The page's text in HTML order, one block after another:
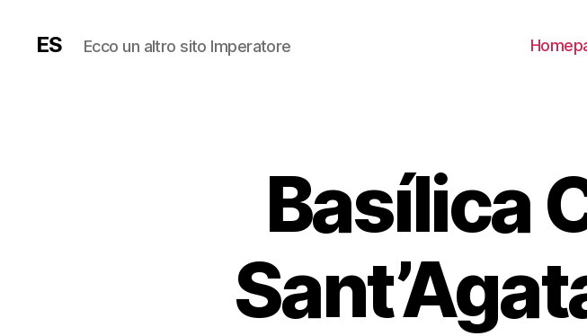
ES Ecco un altro sito Imperatore
Basílica